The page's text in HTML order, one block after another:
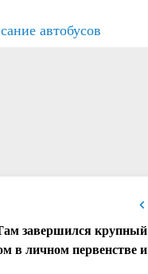
автобусов
завершился крупный
в личном первенстве и